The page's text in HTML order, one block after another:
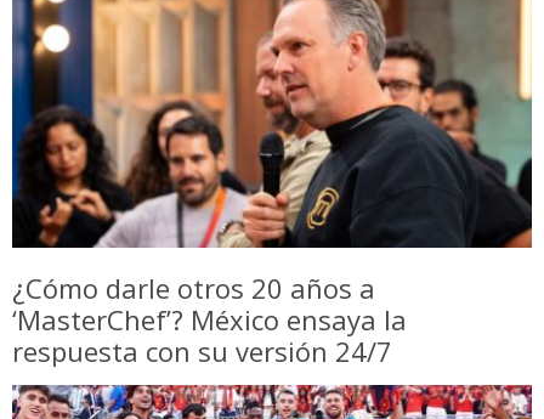
¿Cómo darle otros 20 años a
‘MasterChef’? México ensaya la
respuesta con su versión 24/7